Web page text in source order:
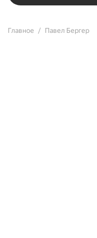
Главное Павел Бергер